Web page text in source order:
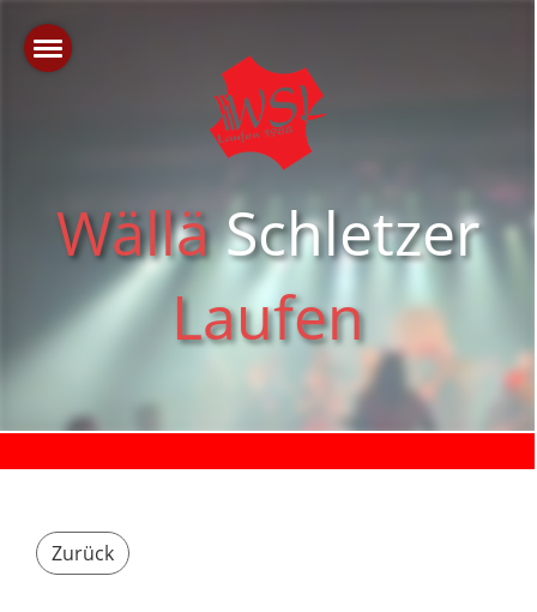
WälläSchletzer
Laufen
Zurück